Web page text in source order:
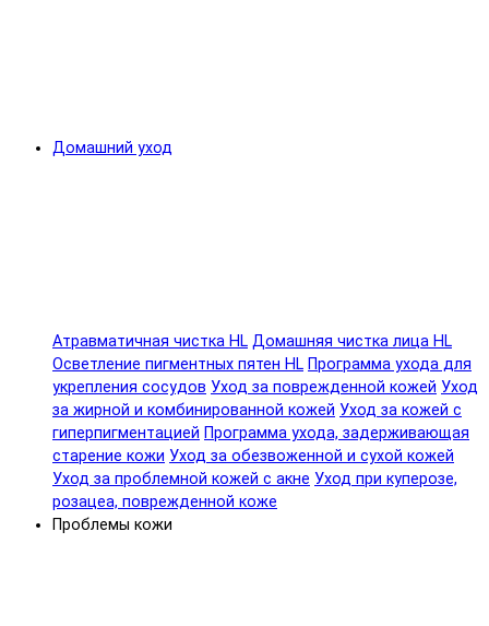
Домашний уход
Атравматичная чистка HL Домашняя чистка лица HL
Осветление пигментных пятен HL Программа ухода для
укрепления сосудов Уход за поврежденной кожей Уход
за жирной и комбинированной кожей Уход за кожей с
гиперпигментацией Программа ухода, задерживающая
старение кожи Уход за обезвоженной и сухой кожей
Уход за проблемной кожей с акне Уход при куперозе,
розацеа, поврежденной коже
Проблемы кожи